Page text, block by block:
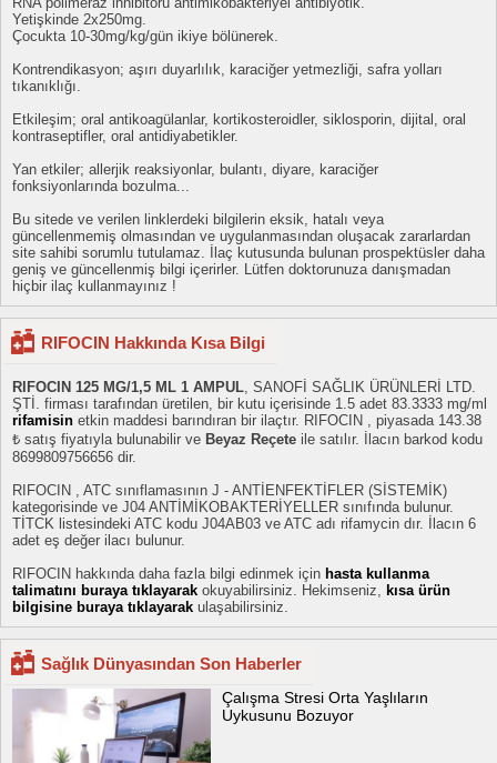
Yetişkinde 2x250mg.
Çocukta 10-30mg/kg/gün ikiye bölünerek.
Kontrendikasyon; aşırı duyarlılık, karaciğer yetmezliği, safra yolları
tıkanıklığı.
Etkileşim; oral antikoagülanlar, kortikosteroidler, siklosporin, dijital, oral
kontraseptifler, oral antidiyabetikler.
Yan etkiler; allerjik reaksiyonlar, bulantı, diyare, karaciğer
fonksiyonlarında bozulma...
Bu sitede ve verilen linklerdeki bilgilerin eksik, hatalı veya
güncellenmemiş olmasından ve uygulanmasından oluşacak zararlardan
site sahibi sorumlu tutulamaz. İlaç kutusunda bulunan prospektüsler daha
geniş ve güncellenmiş bilgi içerirler. Lütfen doktorunuza danışmadan
hiçbir ilaç kullanmayınız !
RIFOCIN Hakkında Kısa Bilgi
RIFOCIN 125 MG/1,5 ML 1 AMPUL, SANOFİ SAĞLIK ÜRÜNLERİ LTD.
ŞTİ. firması tarafından üretilen, bir kutu içerisinde 1.5 adet 83.3333 mg/ml
rifamisin etkin maddesi barındıran bir ilaçtır. RIFOCIN , piyasada 143.38
₺ satış fiyatıyla bulunabilir ve Beyaz Reçete ile satılır. İlacın barkod kodu
8699809756656 dir.
RIFOCIN , ATC sınıflamasının J - ANTİENFEKTİFLER (SİSTEMİK)
kategorisinde ve J04 ANTİMİKOBAKTERİYELLER sınıfında bulunur.
TİTCK listesindeki ATC kodu J04AB03 ve ATC adı rifamycin dır. İlacın 6
adet eş değer ilacı bulunur.
RIFOCIN hakkında daha fazla bilgi edinmek için hasta kullanma
talimatını buraya tıklayarak okuyabilirsiniz. Hekimseniz, kısa ürün
bilgisine buraya tıklayarak ulaşabilirsiniz.
Sağlık Dünyasından Son Haberler
Çalışma Stresi Orta Yaşlıların
Uykusunu Bozuyor